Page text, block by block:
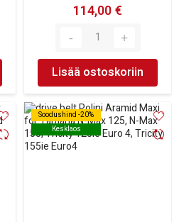
114,00 €
Lisää ostoskoriin
Soodushind -20%
Kesklaos
Soodushind -20%
Kesklaos